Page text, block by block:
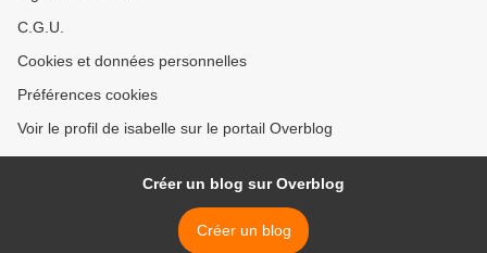
C.G.U.
Cookies et données personnelles
Préférences cookies
Voir le profil de isabelle sur le portail Overblog
Créer un blog sur Overblog
Créer un blog